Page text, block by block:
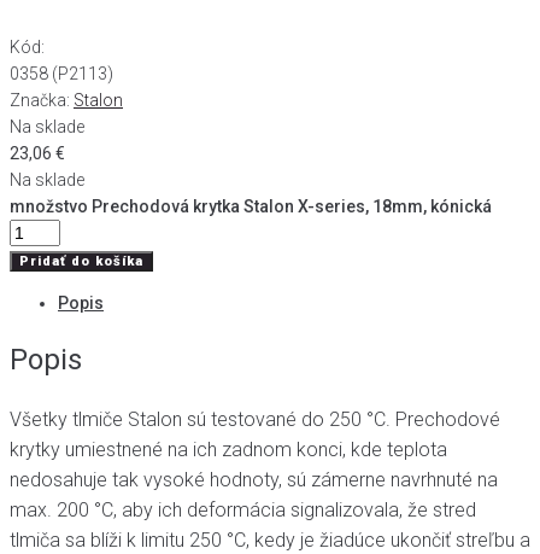
Kód:
0358 (P2113)
Značka: Stalon
Na sklade
23,06 €
Na sklade
množstvo Prechodová krytka Stalon X-series, 18mm, kónická
Pridať do košíka
Popis
Popis
Všetky tlmiče Stalon sú testované do 250 °C. Prechodové
krytky umiestnené na ich zadnom konci, kde teplota
nedosahuje tak vysoké hodnoty, sú zámerne navrhnuté na
max. 200 °C, aby ich deformácia signalizovala, že stred
tlmiča sa blíži k limitu 250 °C, kedy je žiadúce ukončiť streľbu a